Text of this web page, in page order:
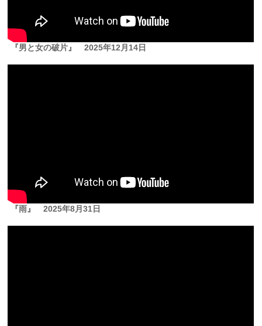
『男と女の破片』2025年12月14日
『雨』2025年8月31日